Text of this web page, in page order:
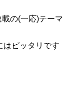
の(一応)テーマ
はピッタリです